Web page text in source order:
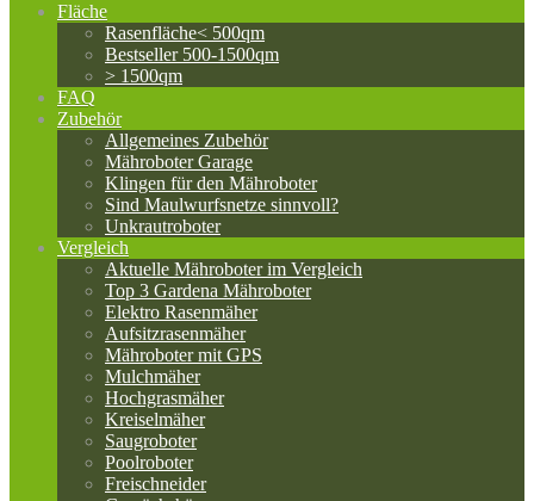
Fläche
Rasenfläche< 500qm
Bestseller 500-1500qm
> 1500qm
FAQ
Zubehör
Allgemeines Zubehör
Mähroboter Garage
Klingen für den Mähroboter
Sind Maulwurfsnetze sinnvoll?
Unkrautroboter
Vergleich
Aktuelle Mähroboter im Vergleich
Top 3 Gardena Mähroboter
Elektro Rasenmäher
Aufsitzrasenmäher
Mähroboter mit GPS
Mulchmäher
Hochgrasmäher
Kreiselmäher
Saugroboter
Poolroboter
Freischneider